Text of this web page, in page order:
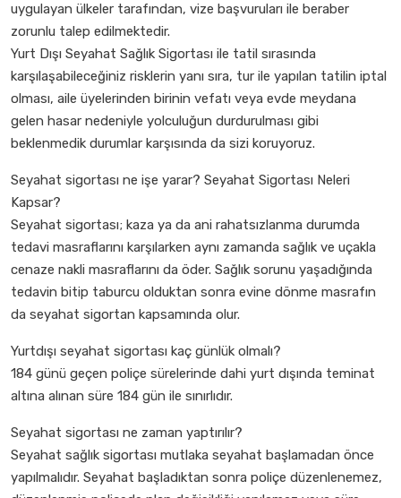
uygulayan ülkeler tarafından, vize başvuruları ile beraber
zorunlu talep edilmektedir.
Yurt Dışı Seyahat Sağlık Sigortası ile tatil sırasında
karşılaşabileceğiniz risklerin yanı sıra, tur ile yapılan tatilin iptal
olması, aile üyelerinden birinin vefatı veya evde meydana
gelen hasar nedeniyle yolculuğun durdurulması gibi
beklenmedik durumlar karşısında da sizi koruyoruz.
Seyahat sigortası ne işe yarar? Seyahat Sigortası Neleri
Kapsar?
Seyahat sigortası; kaza ya da ani rahatsızlanma durumda
tedavi masraflarını karşılarken aynı zamanda sağlık ve uçakla
cenaze nakli masraflarını da öder. Sağlık sorunu yaşadığında
tedavin bitip taburcu olduktan sonra evine dönme masrafın
da seyahat sigortan kapsamında olur.
Yurtdışı seyahat sigortası kaç günlük olmalı?
184 günü geçen poliçe sürelerinde dahi yurt dışında teminat
altına alınan süre 184 gün ile sınırlıdır.
Seyahat sigortası ne zaman yaptırılır?
Seyahat sağlık sigortası mutlaka seyahat başlamadan önce
yapılmalıdır. Seyahat başladıktan sonra poliçe düzenlenemez,